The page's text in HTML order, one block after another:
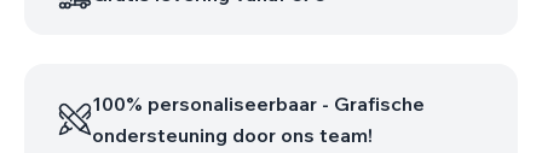
100% personaliseerbaar - Grafische
ondersteuning door ons team!